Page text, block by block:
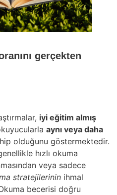
gerçekten
iyi eğitim almış
aynı veya daha
olduğunu göstermektedir.
hızlı okuma
veya sadece
stratejilerinin ihmal
becerisi doğru